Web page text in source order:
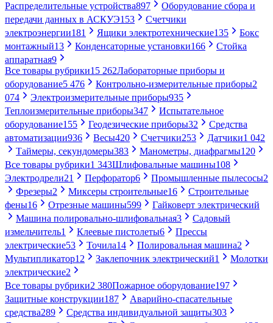
Распределительные устройства897
Оборудование сбора и
передачи данных в АСКУЭ153
Счетчики
электроэнергии181 Ящики электротехнические135
Бокс
монтажный13 Конденсаторные установки166
Стойка
аппаратная9
Все товары рубрики15 262Лабораторные приборы и
оборудование5 476 Контрольно-измерительные приборы2
074
Электроизмерительные приборы935
Теплоизмерительные приборы347
Испытательное
оборудование155 Геодезические приборы32
Средства
автоматизации936 Весы420 Счетчики253 Датчики1 042
Таймеры, секундомеры383 Манометры, диафрагмы120
Все товары рубрики1 343Шлифовальные машины108
Электродрели21 Перфоратор6 Промышленные пылесосы2
Фрезеры2 Миксеры строительные16
Строительные
фены16 Отрезные машины599
Гайковерт электрический
Машина полировально-шлифовальная3
Садовый
измельчитель1 Клеевые пистолеты6
Прессы
электрические53 Точила14 Полировальная машина2
Мультипликатор12 Заклепочник электрический1
Молотки
электрические2
Все товары рубрики2 380Пожарное оборудование197
Защитные конструкции187
Аварийно-спасательные
средства289 Средства индивидуальной защиты303